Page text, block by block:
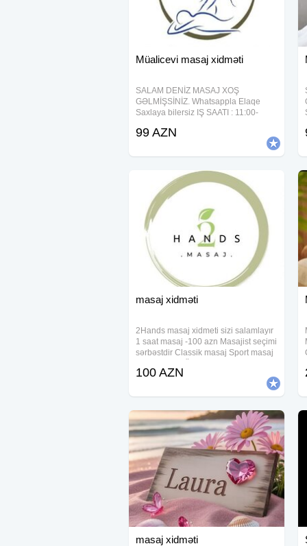
Müalicevi masaj xidməti
SALAM DENİZ MASAJ XOŞ
GƏLMİŞSİNİZ. Whatsappla Elaqe
Saxlaya bilersiz IŞ SAATI : 11:00-
OXUYUN (2 SAAT )MASAJ - 120 AZN
90 DƏQİQƏSİ -99 AZN QEYD İNTİM
YOXDUR RAHATLAMA YOXDUR
99 AZN
masaj xidməti
2Hands masaj xidmeti sizi salamlayır
1 saat masaj -100 azn Masajist seçimi
sərbəstdir Classik masaj Sport masaj
masaj Hicama(elavə odənişli)
Bankalanma(elavə
100 AZN
masaj xidməti